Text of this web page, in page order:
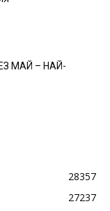
МАЙ – НАЙ-
28357
27237